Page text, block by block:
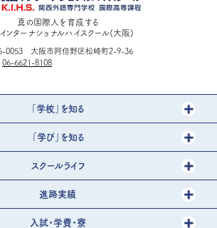
真の国際人を育成する
ンターナショナルハイスクール(大阪)
0053 大阪市阿倍野区松崎町2-9-36
06-6621-8108
「学校」を知る
「学び」を知る
スクールライフ
進路実績
入試・学費・寮